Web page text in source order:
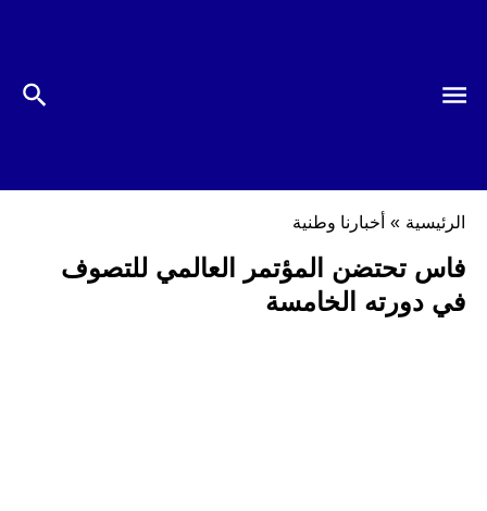
الرئيسية » أخبارنا وطنية
فاس تحتضن المؤتمر العالمي للتصوف
في دورته الخامسة